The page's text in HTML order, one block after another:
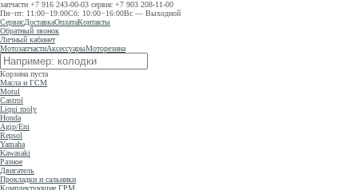
запчасти +7 916 243-00-03 сервис +7 903 208-11-00
Пн−пт: 11:00−19:00Сб: 10:00−16:00Вс — Выходной
СервисДоставкаОплатаКонтакты
Обратный звонок
Личный кабинет
МотозапчастиАксессуарыМоторезина
Корзина пуста
Масла и ГСМ
Motul
Castrol
Liqui moly
Honda
Agip/Eni
Repsol
Yamaha
Kawasaki
Разное
Двигатель
Прокладки и сальники
Комплектующие ГРМ